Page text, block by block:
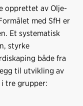
e
b
o
k
e
d
n
o
s
t
opprettet av Olje-
med SfH er
Et systematisk
styrke
både fra
til utvikling av
i tre grupper: